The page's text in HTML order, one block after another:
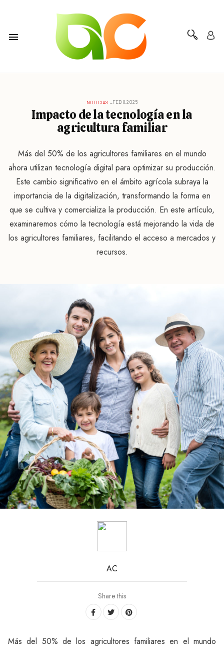
NOTICIAS FEB 8,2025
Impacto de la tecnología en la
agricultura familiar
Más del 50% de los agricultores familiares en el mundo
ahora utilizan tecnología digital para optimizar su producción.
Este cambio significativo en el ámbito agrícola subraya la
importancia de la digitalización, transformando la forma en
que se cultiva y comercializa la producción. En este artículo,
examinaremos cómo la tecnología está mejorando la vida de
los agricultores familiares, facilitando el acceso a mercados y
recursos.
AC
Share this
Más del 50% de los agricultores familiares en el mundo